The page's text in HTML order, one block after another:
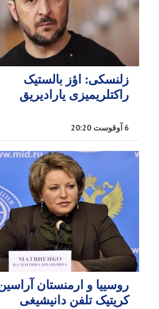
زلنسکی: اؤز بالستیک
راکتلریمیزی یارادیریق
6 آوقوست 20:20
روسییا و ارمنستان
کریتیک تلفن دانیشیغی